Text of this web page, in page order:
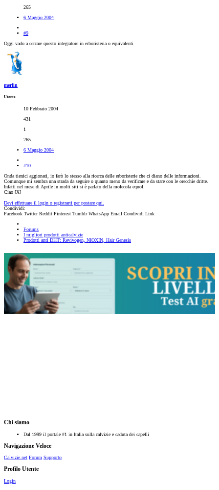
265
6 Maggio 2004
#9
Oggi vado a cercare questo integratore in erboristeria o equivalenti
merlin
Utente
10 Febbraio 2004
431
1
265
6 Maggio 2004
#10
Onda tienici aggionati, io farò lo stesso alla ricerca delle erboristerie che ci diano delle informazioni.
Comunque mi sembra una strada da seguire o quanto meno da verificare e da stare con le orecchie dritte.
Infatti nel mese di Aprile in molti siti si è parlato della molecola equol.
Ciao [X]
Devi effettuare il login o registrarti per postare qui.
Condividi:
Facebook Twitter Reddit Pinterest Tumblr WhatsApp Email Condividi Link
Forums
I migliori prodotti anticalvizie
Prodotti anti DHT: Revivogen, NIOXIN, Hair Genesis
Chi siamo
Dal 1999 il portale #1 in Italia sulla calvizie e caduta dei capelli
Navigazione Veloce
Calvizie.net Forum Supporto
Profilo Utente
Login